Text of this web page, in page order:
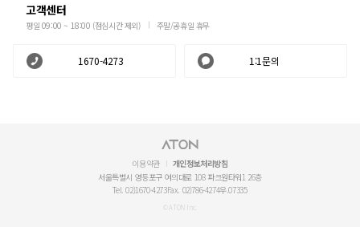
고객센터
평일 09:00 ~ 18:00 (점심시간 제외) 주말/공휴일 휴무
1670-4273 1:1문의
이용약관
개인정보처리방침
서울특별시 영등포구 여의대로 108 파크원타워1 26층
Tel. 02)1670-4273Fax. 02)786-4274우.07335
© ATON Inc.